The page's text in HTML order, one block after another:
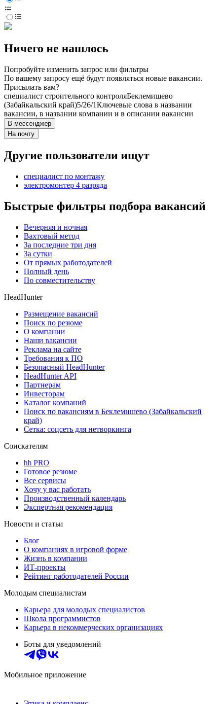
Ничего не нашлось
Попробуйте изменить запрос или фильтры
По вашему запросу ещё будут появляться новые вакансии.
Присылать вам?
специалист строительного контроляБеклемишево
(Забайкальский край)5/26/1Ключевые слова в названии
вакансии, в названии компании и в описании вакансии
В мессенджер
На почту
Другие пользователи ищут
специалист по монтажу
электромонтер 4 разряда
Быстрые фильтры подбора вакансий
Вечерняя и ночная
Вахтовый метод
За последние три дня
За сутки
От прямых работодателей
Полный день
По совместительству
HeadHunter
Размещение вакансий
Поиск по резюме
О компании
Наши вакансии
Реклама на сайте
Требования к ПО
Безопасный HeadHunter
HeadHunter API
Партнерам
Инвесторам
Каталог компаний
Поиск по вакансиям в Беклемишево (Забайкальский
край)
Сетка: соцсеть для нетворкинга
Соискателям
hh PRO
Готовое резюме
Все сервисы
Хочу у вас работать
Производственный календарь
Экспертная рекомендация
Новости и статьи
Блог
О компаниях в игровой форме
Жизнь в компании
ИТ-проекты
Рейтинг работодателей России
Молодым специалистам
Карьера для молодых специалистов
Школа программистов
Карьера в некоммерческих организациях
Боты для уведомлений
Мобильное приложение